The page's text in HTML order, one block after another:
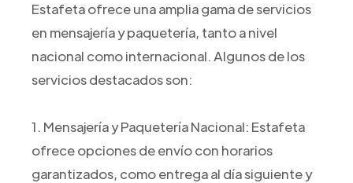
Estafeta ofrece una amplia gama de servicios
en mensajería y paquetería, tanto a nivel
nacional como internacional. Algunos de los
servicios destacados son:
1. Mensajería y Paquetería Nacional: Estafeta
ofrece opciones de envío con horarios
garantizados, como entrega al día siguiente y